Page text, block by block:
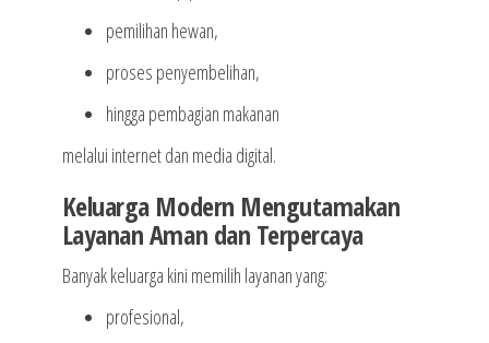
pemilihan hewan,
proses penyembelihan,
hingga pembagian makanan
melalui internet dan media digital.
Keluarga Modern Mengutamakan
Layanan Aman dan Terpercaya
Banyak keluarga kini memilih layanan yang:
profesional,